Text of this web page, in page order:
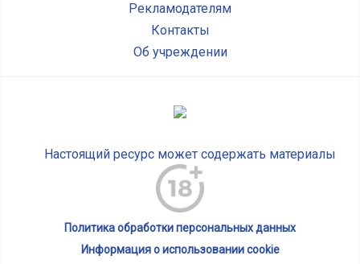
Рекламодателям
Контакты
Об учреждении
Настоящий ресурс может содержать материалы
Политика обработки персональных данных
Информация о использовании cookie